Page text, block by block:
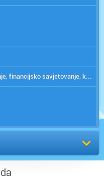
Savjetovanje, porezno savjetovanje, financijsko savjetovanje, konzalting